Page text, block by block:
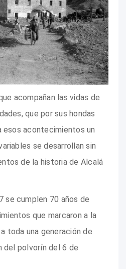
acompañan las vidas de
que por sus hondas
esos acontecimientos un
se desarrollan sin
de la historia de Alcalá
se cumplen 70 años de
que marcaron a la
toda una generación de
del polvorín del 6 de